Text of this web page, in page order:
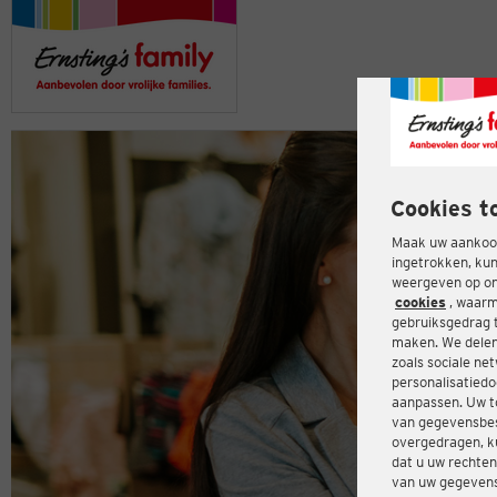
Cookies
Maak uw
ingetrokken,
weergeven op
cookies ,
gebruiksgedrag
maken. We
zoals sociale
aanpassen. Uw
van
overgedragen,
dat u uw
van uw